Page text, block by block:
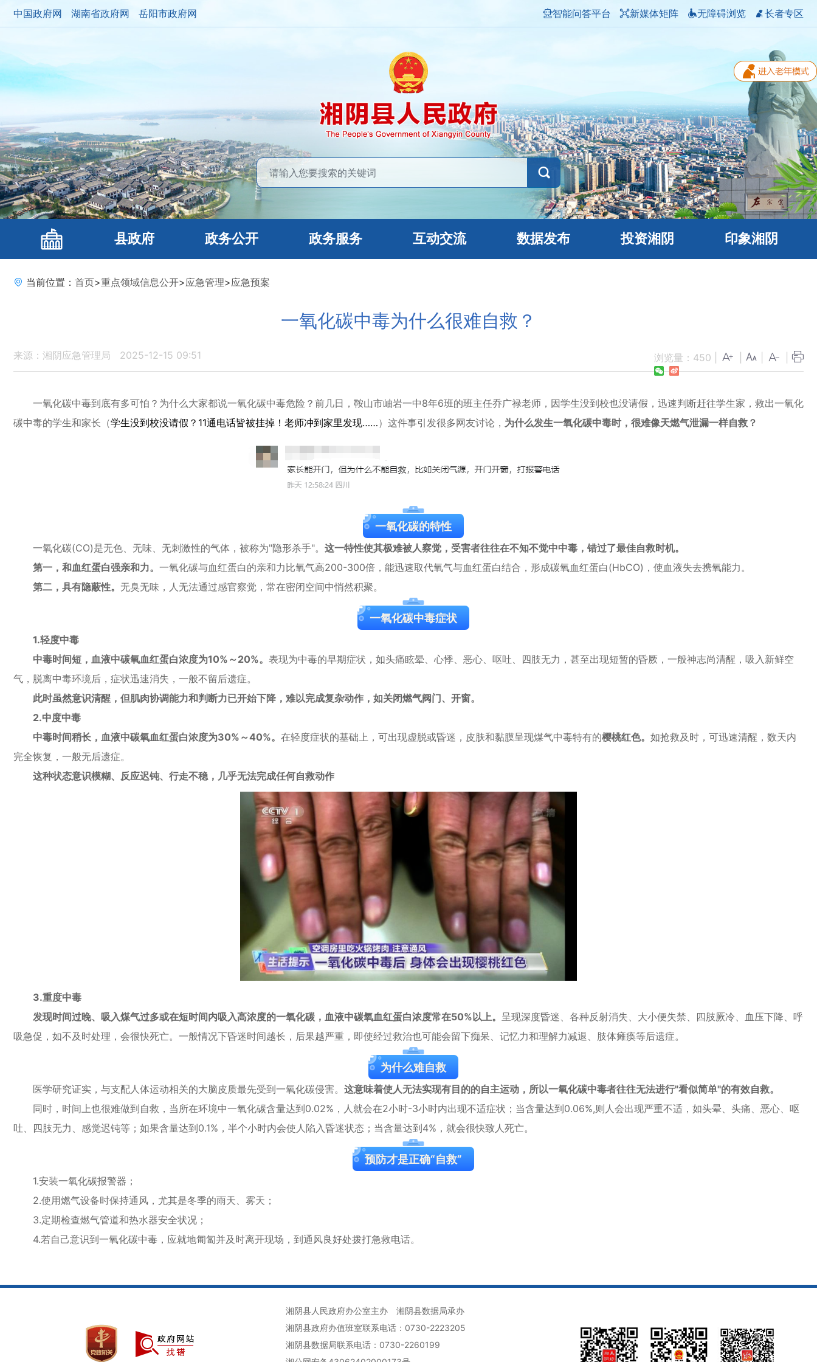
中国政府网 湖南省政府网 岳阳市政府网 智能问答平台 新媒体矩阵 无障碍浏览 长者专区
县政府 政务公开 政务服务 互动交流 数据发布 投资湘阴 印象湘阴
当前位置： 首页>重点领域信息公开>应急管理>应急预案
一氧化碳中毒为什么很难自救？
来源：湘阴应急管理局 2025-12-15 09:51 浏览量： 450
一氧化碳中毒到底有多可怕？为什么大家都说一氧化碳中毒危险？前几日， 鞍山市岫岩一中8年6班的班主任乔广禄老师，因学生没到校也没请假，迅速判断赶往学生家，救出一氧化
碳中毒的学生和家长（学生没到校没请假？11通电话皆被挂掉！老师冲到家里发现……）这件事引发很多网友讨论， 为什么发生一氧化碳中毒时，很难像天燃气泄漏一样自救？
一氧化碳的特性
一氧化碳(CO)是无色、无味、无刺激性的气体，被称为"隐形杀手"。 这一特性使其极难被人察觉，受害者往往在不知不觉中中毒，错过了最佳自救时机。
第一， 和血红蛋白强亲和力。 一氧化碳与血红蛋白的亲和力比氧气高200-300倍，能迅速取代氧气与血红蛋白结合，形成碳氧血红蛋白(HbCO)， 使血液失去携氧能力。
第二，具有隐蔽性。 无臭无味，人无法通过感官察觉，常在密闭空间中悄然积聚。
一氧化碳中毒症状
1.轻度中毒
中毒时间短，血液中碳氧血红蛋白浓度为10%～20%。 表现为中毒的早期症状，如头痛眩晕、心悸、恶心、呕吐、四肢无力，甚至出现短暂的昏厥，一般神志尚清醒，吸入新鲜空
气，脱离中毒环境后，症状迅速消失，一般不留后遗症。
此时虽然意识清醒，但肌肉协调能力和判断力已开始下降，难以完成复杂动作，如关闭燃气阀门、开窗。
2.中度中毒
中毒时间稍长，血液中碳氧血红蛋白浓度为30%～40%。 在轻度症状的基础上，可出现虚脱或昏迷，皮肤和黏膜呈现煤气中毒特有的樱桃红色。 如抢救及时，可迅速清醒，数天内
完全恢复，一般无后遗症。
这种状态意识模糊、反应迟钝、行走不稳，几乎无法完成任何自救动作
3.重度中毒
发现时间过晚、吸入煤气过多或在短时间内吸入高浓度的一氧化碳，血液中碳氧血红蛋白浓度常在50%以上。 呈现深度昏迷、各种反射消失、大小便失禁、四肢厥冷、血压下降、呼
吸急促，如不及时处理，会很快死亡。一般情况下昏迷时间越长，后果越严重，即使经过救治也可能会留下痴呆、记忆力和理解力减退、肢体瘫痪等后遗症。
为什么难自救
医学研究证实，与支配人体运动相关的大脑皮质最先受到一氧化碳侵害。 这意味着使人无法实现有目的的自主运动，所以一氧化碳中毒者往往无法进行"看似简单"的有效自救。
同时，时间上也很难做到自救，当所在环境中一氧化碳含量达到0.02%，人就会在2小时-3小时内出现不适症状；当含量达到0.06%,则人会出现严重不适，如头晕、头痛、恶心、呕
吐、四肢无力、感觉迟钝等；如果含量达到0.1%，半个小时内会使人陷入昏迷状态；当含量达到4%，就会很快致人死亡。
预防才是正确“自救”
1.安装一氧化碳报警器；
2.使用燃气设备时保持通风，尤其是冬季的雨天、雾天；
3.定期检查燃气管道和热水器安全状况；
4.若自己意识到一氧化碳中毒，应就地匍匐并及时离开现场，到通风良好处拨打急救电话。
湘阴县人民政府办公室主办
湘阴县数据局承办
湘阴县政府办值班室联系电话：0730-2223205
湘阴县数据局联系电话：0730-2260199